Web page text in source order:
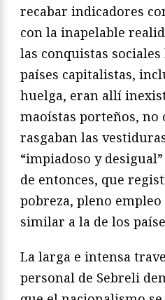
recabar indicadores
con la inapelable
las conquistas
países capitalistas,
huelga, eran allí
maoístas porteños, no
rasgaban las
“impiadoso y
de entonces, que
pobreza, pleno
similar a la de los
La larga e intensa
personal de Sebreli